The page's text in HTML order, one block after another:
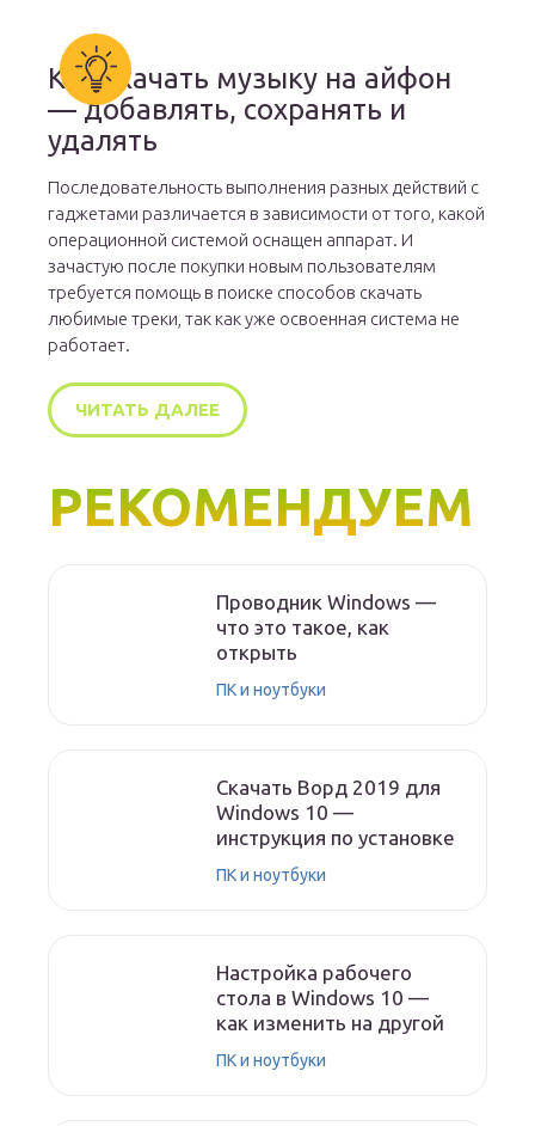
Как скачать музыку на айфон
— добавлять, сохранять и
удалять
Последовательность выполнения разных действий с
гаджетами различается в зависимости от того, какой
операционной системой оснащен аппарат. И
зачастую после покупки новым пользователям
требуется помощь в поиске способов скачать
любимые треки, так как уже освоенная система не
работает.
ЧИТАТЬ ДАЛЕЕ
РЕКОМЕНДУЕМ
Проводник Windows —
что это такое, как
открыть
ПК и ноутбуки
Скачать Ворд 2019 для
Windows 10 —
инструкция по установке
ПК и ноутбуки
Настройка рабочего
стола в Windows 10 —
как изменить на другой
ПК и ноутбуки